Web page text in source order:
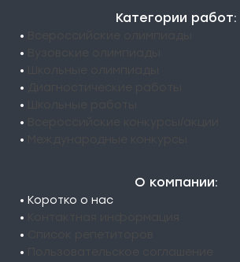
Категории работ:
•
•
•
•
•
•
•
О компании:
• Коротко о нас
•
•
•